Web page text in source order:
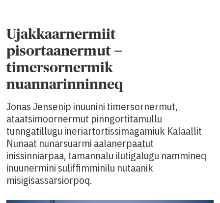
Ujakkaarnermiit
pisortaanermut —
timersornermik
nuannarinninneq
Jonas Jensenip inuunini timersornermut,
ataatsimoornermut pinngortitamullu
tunngatillugu ineriartortissimagamiuk Kalaallit
Nunaat nunarsuarmi aalanerpaatut
inissinniarpaa, tamannalu ilutigalugu nammineq
inuunermini suliffimminilu nutaanik
misigisassarsiorpoq.